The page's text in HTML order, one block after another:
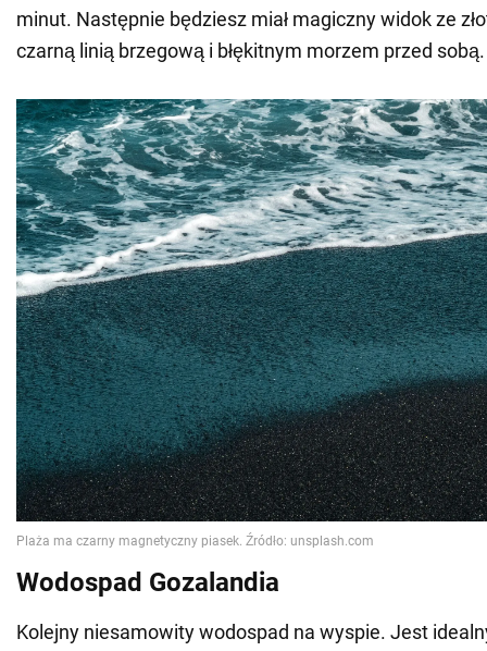
minut. Następnie będziesz miał magiczny widok ze
czarną linią brzegową i błękitnym morzem przed sobą.
Wodospad Gozalandia
Kolejny niesamowity wodospad na wyspie. Jest